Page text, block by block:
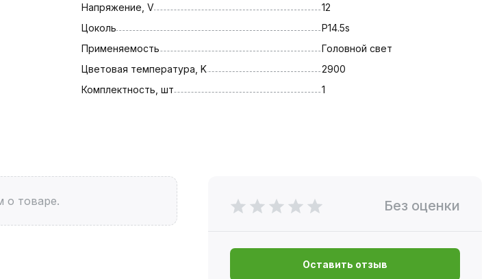
Напряжение, V
12
Цоколь
P14.5s
Применяемость
Головной свет
Цветовая температура, K
2900
Комплектность, шт
1
о товаре. Без оценки
Оставить отзыв